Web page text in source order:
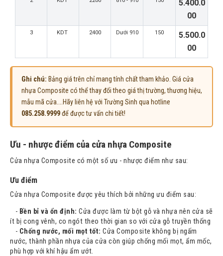
5.400.0
00
3 KDT 2400 Dưới 910 150
5.500.0
00
Ghi chú: Bảng giá trên chỉ mang tính chất tham khảo. Giá cửa
nhựa Composite có thể thay đổi theo giá thị trường, thương hiệu,
mẫu mã cửa....Hãy liên hệ với Trường Sinh qua hotline
085.258.9999để được tư vấn chi tiết!
Ưu - nhược điểm của cửa nhựa Composite
Cửa nhựa Composite có một số ưu - nhược điểm như sau:
Ưu điểm
Cửa nhựa Composite được yêu thích bởi những ưu điểm sau:
- Bền bỉ và ổn định: Cửa được làm từ bột gỗ và nhựa nên cửa sẽ
ít bị cong vênh, co ngót theo thời gian so với cửa gỗ truyền thống
- Chống nước, mối mọt tốt: Cửa Composite không bị ngấm
nước, thành phần nhựa của cửa còn giúp chống mối mọt, ẩm mốc,
phù hợp với khí hậu ẩm ướt.